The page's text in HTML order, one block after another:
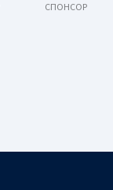
СПОНСОР